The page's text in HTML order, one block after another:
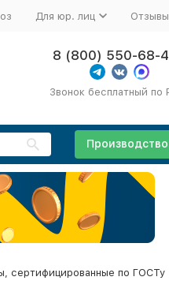
Для юр. лиц Отзывы
8 (800) 550-68-
Звонок бесплатный по
Производство
сертифицированные по ГОСТу